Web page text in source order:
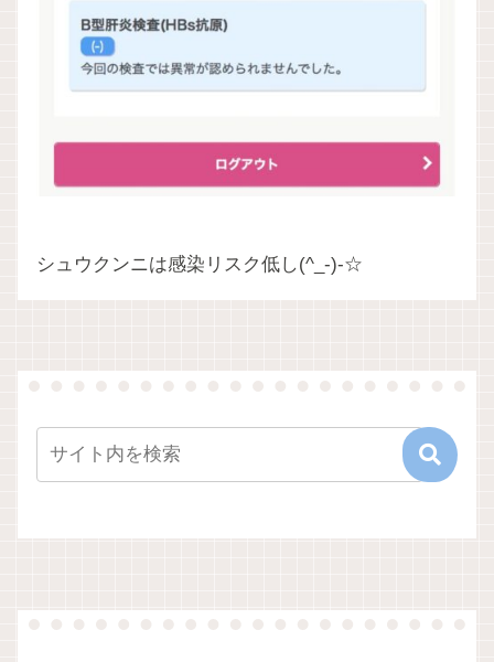
シュウクンニは感染リスク低し(^_-)-☆